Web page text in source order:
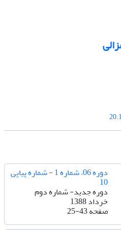
دوره 06، شماره 1 - شماره پیاپی
10
دوره جدید- شماره دوم
خرداد 1388
صفحه25-43